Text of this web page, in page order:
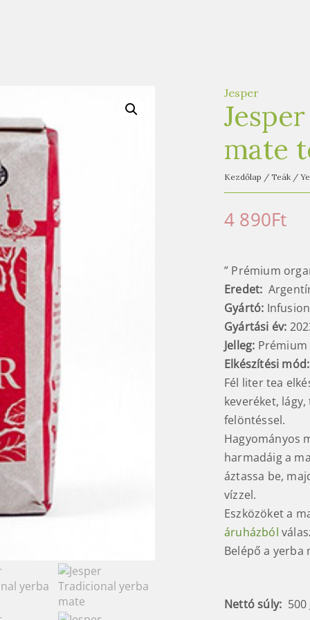
Jesper
mate
Kezdőlap / Teák /
4 890Ft
” Prémium
Eredet:
Gyártó:
Gyártási év:
Jelleg:
Elkészítési mód:
Fél liter tea
keveréket,
felöntéssel.
Hagyományos
harmadáig a
áztassa be,
vízzel.
Eszközöket a
áruházból
Belépő a yerba
Nettó súly: